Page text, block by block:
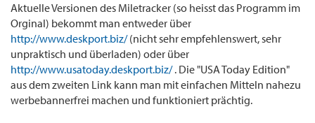
Aktuelle Versionen des Miletracker (so heisst das Programm im
Orginal) bekommt man entweder über
http://www.deskport.biz/(nicht sehr empfehlenswert, sehr
unpraktisch und überladen) oder über
http://www.usatoday.deskport.biz/. Die "USA Today Edition"
aus dem zweiten Link kann man mit einfachen Mitteln nahezu
werbebannerfrei machen und funktioniert prächtig.